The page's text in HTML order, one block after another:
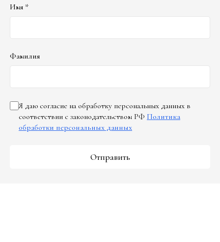
Имя *
Фамилия
Я даю согласие на обработку персональных данных в
соответствии с законодательством РФ Политика
обработки персональных данных
Отправить